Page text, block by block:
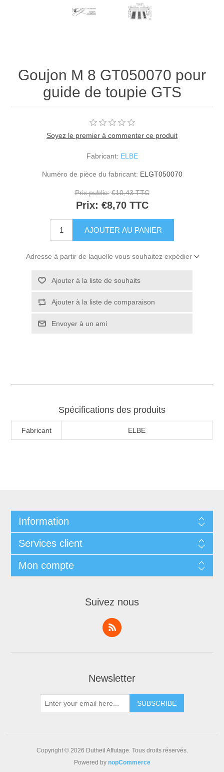
Goujon M 8 GT050070 pour
guide de toupie GTS
Soyez le premier à commenter ce produit
Fabricant: ELBE
Numéro de pièce du fabricant: ELGT050070
Prix public: €10,43 TTC
Prix: €8,70 TTC
Adresse à partir de laquelle vous souhaitez expédier
Spécifications des produits
Fabricant ELBE
Information
Services client
Mon compte
Suivez nous
Newsletter
Copyright © 2026 Dutheil Affutage. Tous droits réservés.
Powered by nopCommerce